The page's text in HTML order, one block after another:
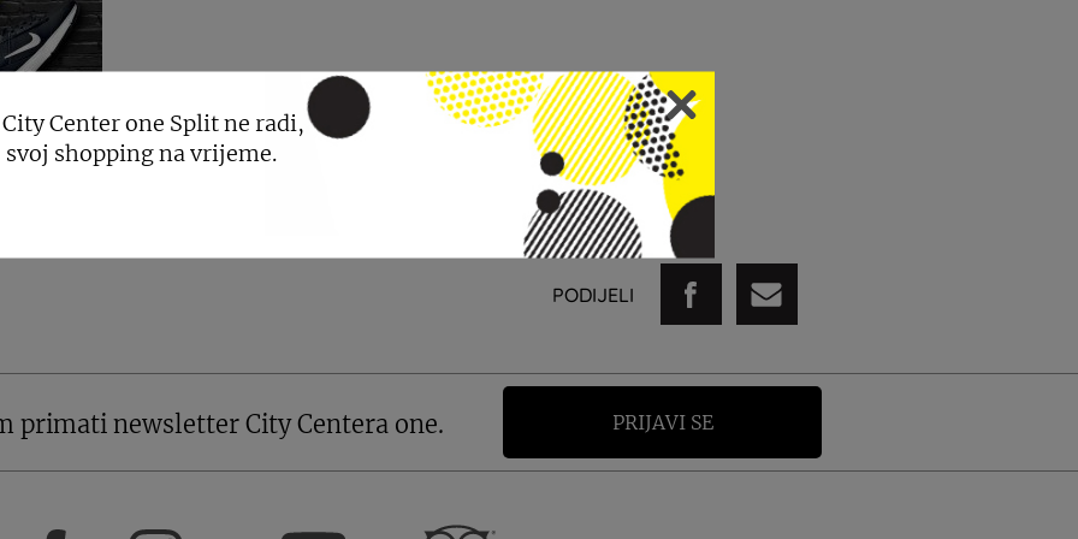
PODIJELI
primati newsletter City Centera one. PRIJAVI SE
Center one Split ne radi,
svoj shopping na vrijeme.